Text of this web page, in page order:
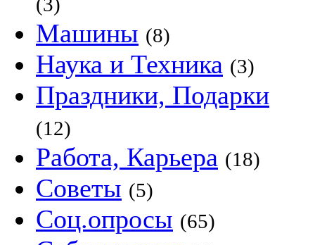
Машины (8)
Наука и Техника (3)
Праздники, Подарки
(12)
Работа, Карьера (18)
Советы (5)
Соц.опросы (65)